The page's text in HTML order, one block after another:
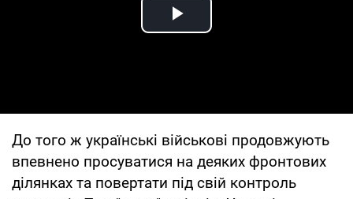
Play Video
До того ж українські військові продовжують
впевнено просуватися на деяких фронтових
ділянках та повертати під свій контроль